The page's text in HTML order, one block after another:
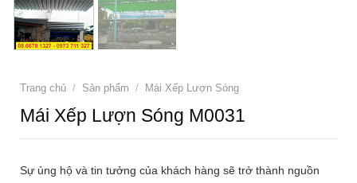
Trang chủ / Sản phẩm / Mái Xếp Lượn Sóng
Mái Xếp Lượn Sóng M0031
Sự ủng hộ và tin tưởng của khách hàng sẽ trở thành nguồn